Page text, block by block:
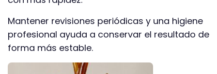
Mantener revisiones periódicas y una higiene
profesional ayuda a conservar el resultado de
forma más estable.